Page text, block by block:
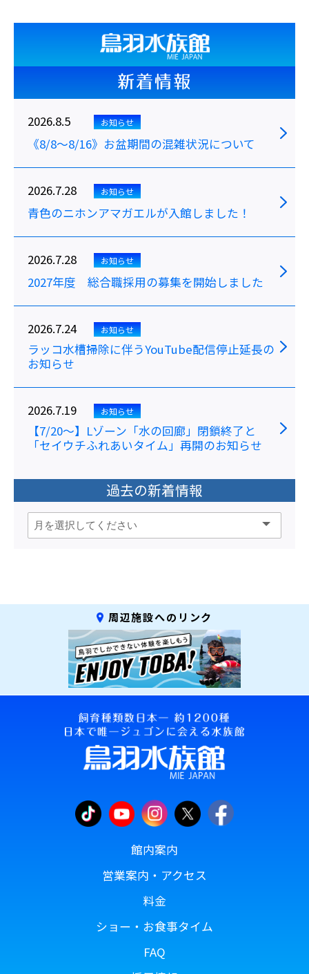
新着情報
2026.8.5 お知らせ
《8/8～8/16》お盆期間の混雑状況について
2026.7.28 お知らせ
青色のニホンアマガエルが入館しました！
2026.7.28 お知らせ
2027年度 総合職採用の募集を開始しました
2026.7.24 お知らせ
ラッコ水槽掃除に伴うYouTube配信停止延長の
お知らせ
2026.7.19 お知らせ
【7/20～】Lゾーン「水の回廊」閉鎖終了と
「セイウチふれあいタイム」再開のお知らせ
過去の新着情報
周辺施設へのリンク
館内案内
営業案内・アクセス
料金
ショー・お食事タイム
FAQ